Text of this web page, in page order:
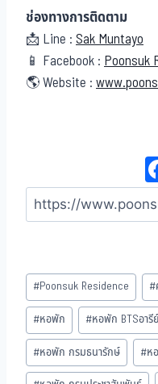
ช่องทางการติดตาม
📩 Line :Sak Muntayo
📱 Facebook :Poonsuk
🌎 Website :
#Poonsuk Residence #
#หอพัก #หอพัก BTSอารีย์
#หอพัก กรมธนารักษ์ #ห